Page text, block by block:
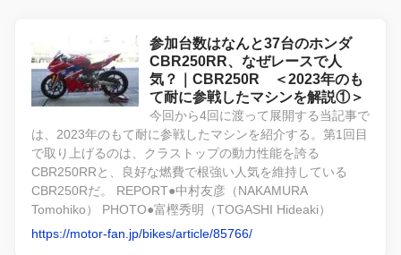
参加台数はなんと37台のホンダ
CBR250RR、なぜレースで人
気？｜CBR250R ＜2023年のも
て耐に参戦したマシンを解説①＞
今回から4回に渡って展開する当記事で
は、2023年のもて耐に参戦したマシンを紹介する。第1回目
で取り上げるのは、クラストップの動力性能を誇る
CBR250RRと、良好な燃費で根強い人気を維持している
CBR250Rだ。 REPORT●中村友彦（NAKAMURA
Tomohiko） PHOTO●富樫秀明（TOGASHI Hideaki）
https://motor-fan.jp/bikes/article/85766/